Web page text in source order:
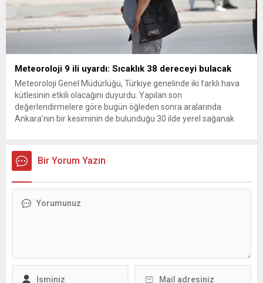
Meteoroloji 9 ili uyardı: Sıcaklık 38 dereceyi bulacak
Meteoroloji Genel Müdürlüğü, Türkiye genelinde iki farklı hava
kütlesinin etkili olacağını duyurdu. Yapılan son
değerlendirmelere göre bugün öğleden sonra aralarında
Ankara’nın bir kesiminin de bulunduğu 30 ilde yerel sağanak
üzerine çıkarak yaz değerlerine ulaşacak. Ayrıca...
Bir Yorum Yazın